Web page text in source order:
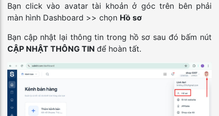
Bạn click vào avatar tài khoản ở góc trên bên phải
màn hình Dashboard >> chọn Hồ sơ
Bạn cập nhật lại thông tin trong hồ sơ sau đó bấm nút
CẬP NHẬT THÔNG TIN để hoàn tất.